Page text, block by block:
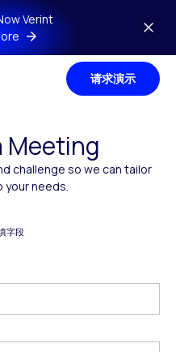
Verint
请求演示
Meeting
challenge so we can tailor
needs.
字段